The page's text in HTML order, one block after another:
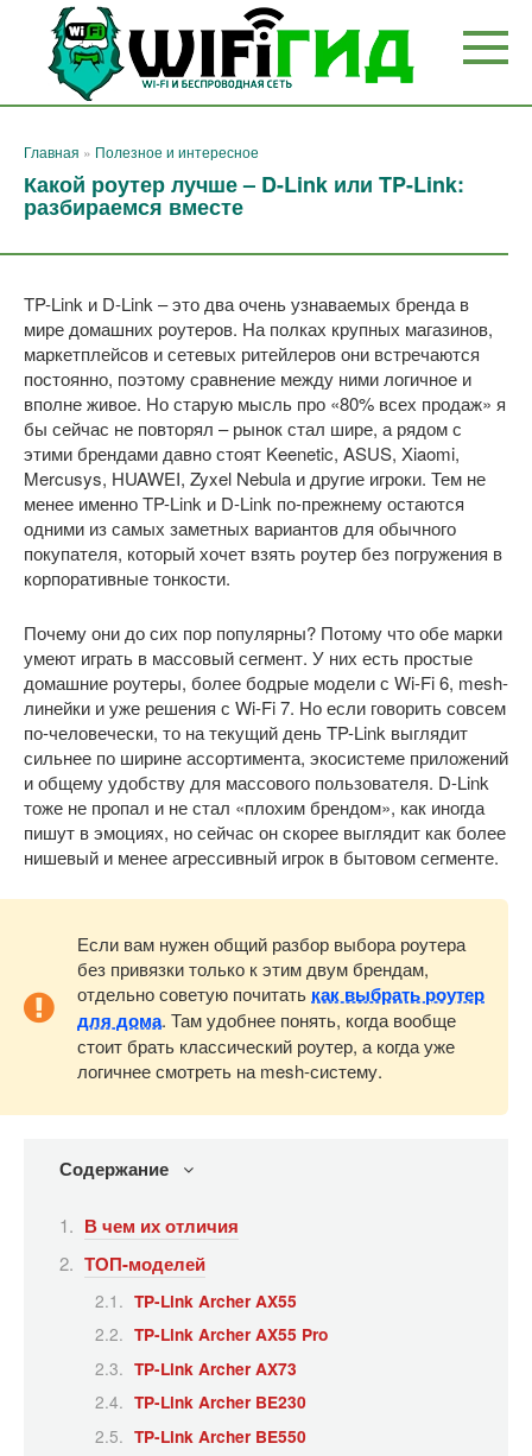
Перейти
контенту
Главная » Полезное и интересное
Какой роутер лучше – D-Link или TP-Link:
разбираемся вместе
TP-Link и D-Link – это два очень узнаваемых бренда в
мире домашних роутеров. На полках крупных магазинов,
маркетплейсов и сетевых ритейлеров они встречаются
постоянно, поэтому сравнение между ними логичное и
вполне живое. Но старую мысль про «80% всех продаж» я
бы сейчас не повторял – рынок стал шире, а рядом с
этими брендами давно стоят Keenetic, ASUS, Xiaomi,
Mercusys, HUAWEI, Zyxel Nebula и другие игроки. Тем не
менее именно TP-Link и D-Link по-прежнему остаются
одними из самых заметных вариантов для обычного
покупателя, который хочет взять роутер без погружения в
корпоративные тонкости.
Почему они до сих пор популярны? Потому что обе марки
умеют играть в массовый сегмент. У них есть простые
домашние роутеры, более бодрые модели с Wi-Fi 6, mesh-
линейки и уже решения с Wi-Fi 7. Но если говорить совсем
по-человечески, то на текущий день TP-Link выглядит
сильнее по ширине ассортимента, экосистеме приложений
и общему удобству для массового пользователя. D-Link
тоже не пропал и не стал «плохим брендом», как иногда
пишут в эмоциях, но сейчас он скорее выглядит как более
нишевый и менее агрессивный игрок в бытовом сегменте.
Если вам нужен общий разбор выбора роутера
без привязки только к этим двум брендам,
отдельно советую почитать как выбрать роутер
для дома. Там удобнее понять, когда вообще
стоит брать классический роутер, а когда уже
логичнее смотреть на mesh-систему.
Содержание
В чем их отличия
ТОП-моделей
TP-Link Archer AX55
TP-Link Archer AX55 Pro
TP-Link Archer AX73
TP-Link Archer BE230
TP-Link Archer BE550